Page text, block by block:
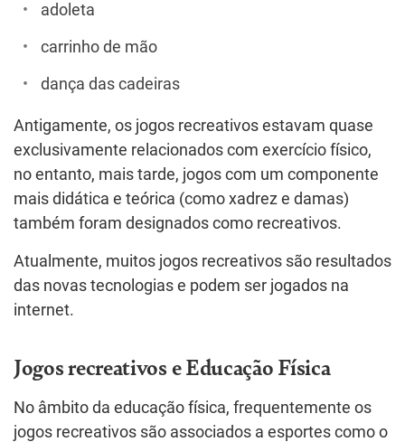
adoleta
carrinho de mão
dança das cadeiras
Antigamente, os jogos recreativos estavam quase
exclusivamente relacionados com exercício físico,
no entanto, mais tarde, jogos com um componente
mais didática e teórica (como xadrez e damas)
também foram designados como recreativos.
Atualmente, muitos jogos recreativos são resultados
das novas tecnologias e podem ser jogados na
internet.
Jogos recreativos e Educação Física
No âmbito da educação física, frequentemente os
jogos recreativos são associados a esportes como o